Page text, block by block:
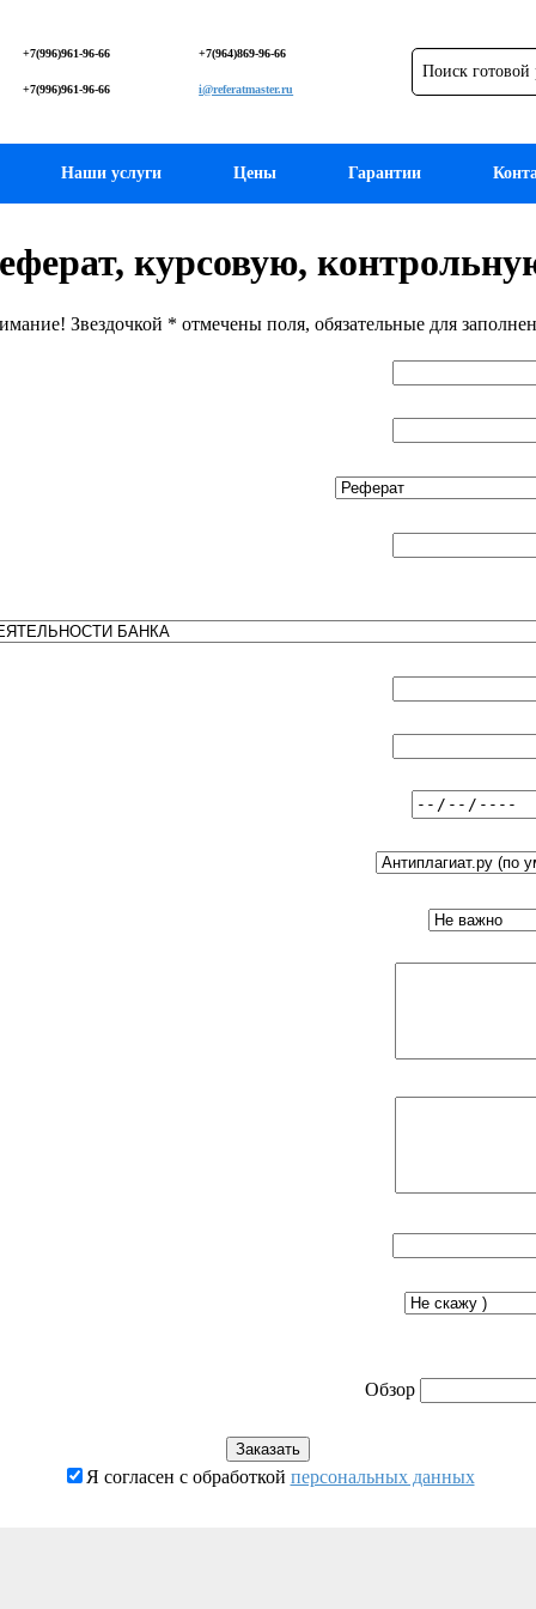
+7(996)961-96-66 +7(964)869-96-66
+7(996)961-96-66 i@referatmaster.ru
Наши услуги Цены Гарантии
курсовую,
Звездочкой * отмечены поля, обязательные для
Обзор
Я согласен с обработкой персональных данных